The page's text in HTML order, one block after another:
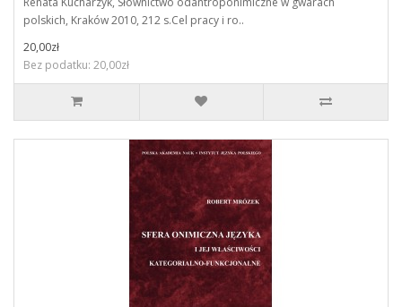
polskich, Kraków 2010, 212 s.Cel pracy i ro..
20,00zł
Bez podatku: 20,00zł